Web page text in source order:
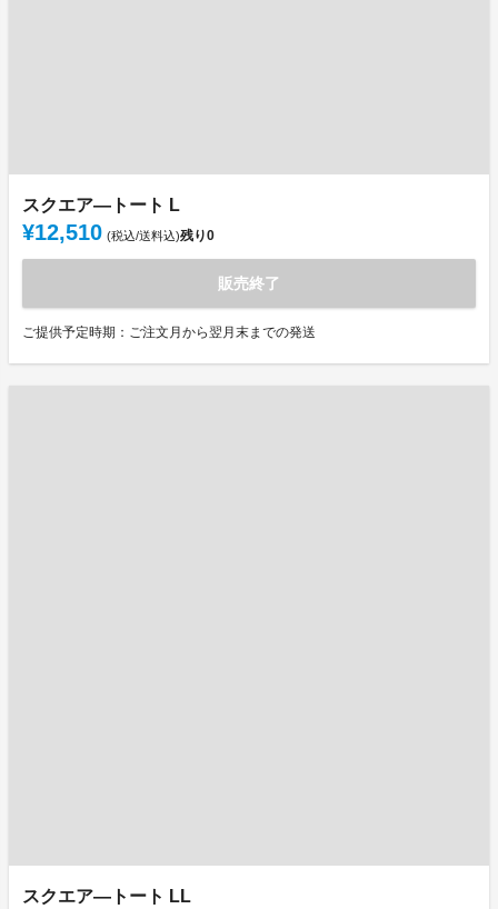
スクエア―トート L
¥12,510 (税込/送料込)残り0
販売終了
ご提供予定時期：ご注文月から翌月末までの発送
スクエア―トート LL